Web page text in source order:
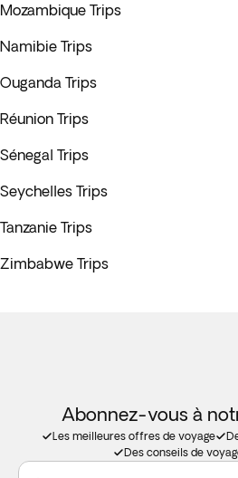
Mozambique Trips
Namibie Trips
Ouganda Trips
Réunion Trips
Sénegal Trips
Seychelles Trips
Tanzanie Trips
Zimbabwe Trips
Abonnez-vous à
Les meilleures offres de voyage
Des conseils de